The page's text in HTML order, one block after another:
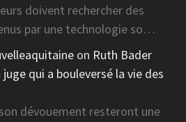
doivent rechercher des
par une technologie so…
on Ruth Bader
juge qui a bouleversé la vie des
dévouement resteront une